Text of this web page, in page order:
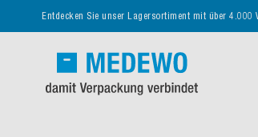
Entdecken Sie unser Lagersortiment mit über 4.000